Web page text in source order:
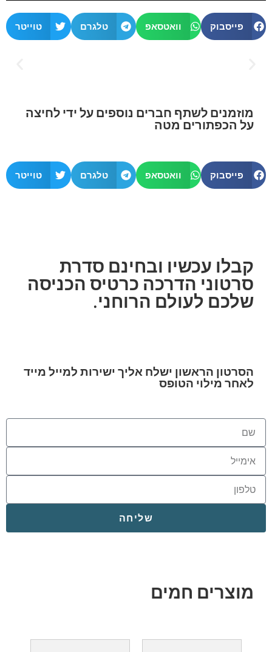
פייסבוק וואטסאפ טלגרם טוייטר
להתפתחות רוחנית
מוזמנים לשתף חברים נוספים על ידי לחיצה
על הכפתורים מטה
פייסבוק וואטסאפ טלגרם טוייטר
קבלו עכשיו ובחינם סדרת
סרטוני הדרכה כרטיס הכניסה
שלכם לעולם הרוחני.
הסרטון הראשון ישלח אליך ישירות למייל מייד
לאחר מילוי הטופס
שליחה
מוצרים חמים